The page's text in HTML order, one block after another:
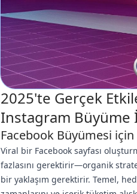
2025'te Gerçek
Instagram Büyüme
Facebook Büyümesi
Viral bir Facebook sayfası
fazlasını gerektirir—organik
bir yaklaşım gerektirir. Temel,